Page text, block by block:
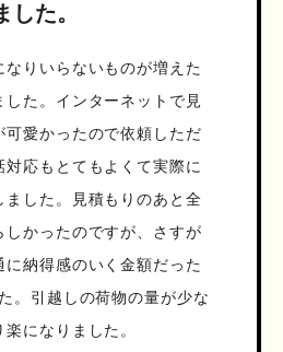
した。
なりいらないものが増えた
た。インターネットで見
可愛かったので依頼しただ
応もとてもよくて実際に
ました。見積もりのあと全
しかったのですが、さすが
に納得感のいく金額だった
。引越しの荷物の量が少な
になりました。